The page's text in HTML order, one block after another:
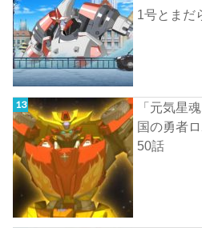
1号とまだ
「元気星
国の勇者
50話